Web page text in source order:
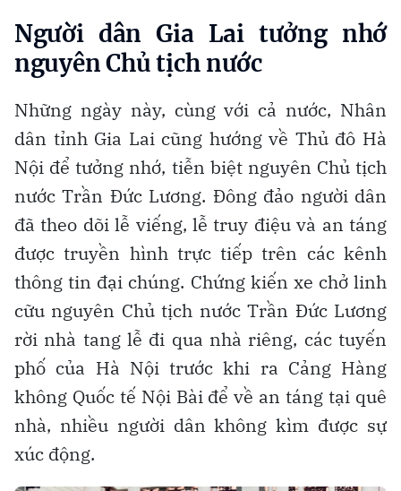
Người dân Gia Lai tưởng nhớ
nguyên Chủ tịch nước
Những ngày này, cùng với cả nước, Nhân
dân tỉnh Gia Lai cũng hướng về Thủ đô Hà
Nội để tưởng nhớ, tiễn biệt nguyên Chủ tịch
nước Trần Đức Lương. Đông đảo người dân
đã theo dõi lễ viếng, lễ truy điệu và an táng
được truyền hình trực tiếp trên các kênh
thông tin đại chúng. Chứng kiến xe chở linh
cữu nguyên Chủ tịch nước Trần Đức Lương
rời nhà tang lễ đi qua nhà riêng, các tuyến
phố của Hà Nội trước khi ra Cảng Hàng
không Quốc tế Nội Bài để về an táng tại quê
nhà, nhiều người dân không kìm được sự
xúc động.